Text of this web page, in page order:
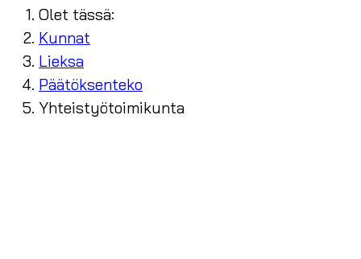
Olet tässä:
Kunnat
Lieksa
Päätöksenteko
Yhteistyötoimikunta